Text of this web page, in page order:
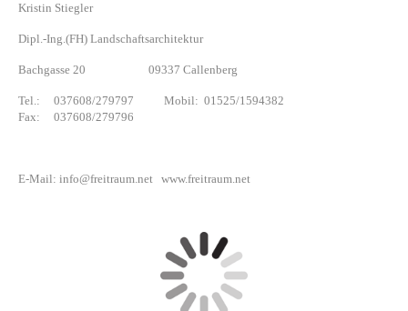
Kristin Stiegler
Dipl.-Ing.(FH) Landschaftsarchitektur
Bachgasse 20 09337 Callenberg
Tel.: 037608/279797 Mobil: 01525/1594382
Fax: 037608/279796
E-Mail: info@freitraum.net www.freitraum.net